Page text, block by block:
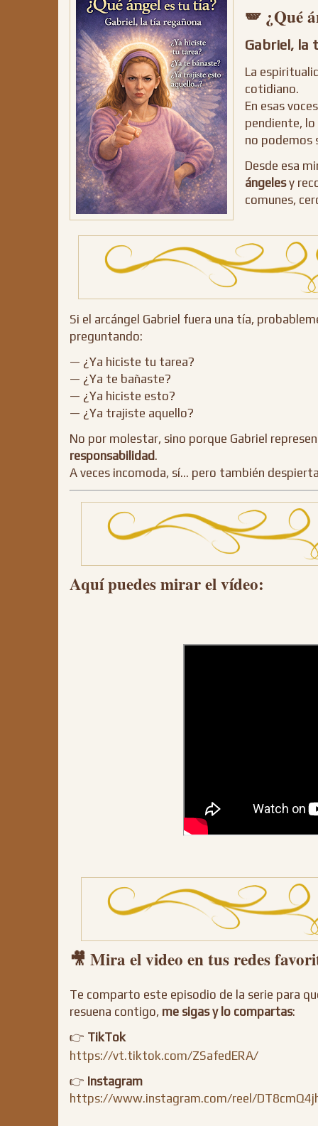
🪽 ¿Qué
Gabriel, la
La
cotidiano.
En esas
pendiente,
no podemos
Desde esa
ángelesy
comunes,
Si el arcángel Gabriel fuera una tía,
preguntando:
— ¿Ya hiciste tu tarea?
— ¿Ya te bañaste?
— ¿Ya hiciste esto?
— ¿Ya trajiste aquello?
No por molestar, sino porque Gabriel
responsabilidad.
A veces incomoda, sí… pero también
Aquí puedes mirar el vídeo:
🎥 Mira el video en tus redes
Te comparto este episodio de la serie para
resuena contigo, me sigas y lo compartas:
👉 TikTok
https://vt.tiktok.com/ZSafedERA/
👉 Instagram
https://www.instagram.com/reel/